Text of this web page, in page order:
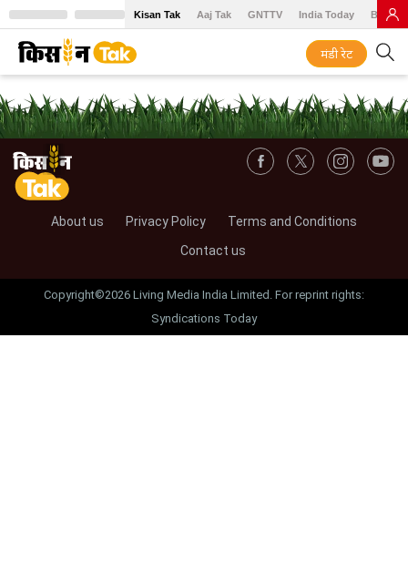
Kisan Tak Aaj Tak GNTTV India Today BT
मंडी रेट
About us Privacy Policy
Terms and Conditions
Contact us
Copyright©2026 Living Media India Limited. For reprint rights:
Syndications Today